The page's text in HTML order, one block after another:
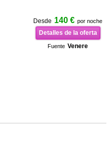
Desde 140 € por noche
Detalles de la oferta
Fuente Venere